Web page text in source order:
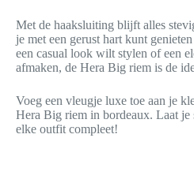
Met de haaksluiting blijft alles
je met een gerust hart kunt
een casual look wilt stylen of een
afmaken, de Hera Big riem is de
Voeg een vleugje luxe toe aan je
Hera Big riem in bordeaux. Laat je
elke outfit compleet!